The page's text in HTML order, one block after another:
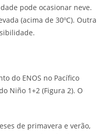
pode ocasionar neve.
(acima de 30ºC). Outra
do ENOS no Pacífico
Niño 1+2 (Figura 2). O
de primavera e verão,